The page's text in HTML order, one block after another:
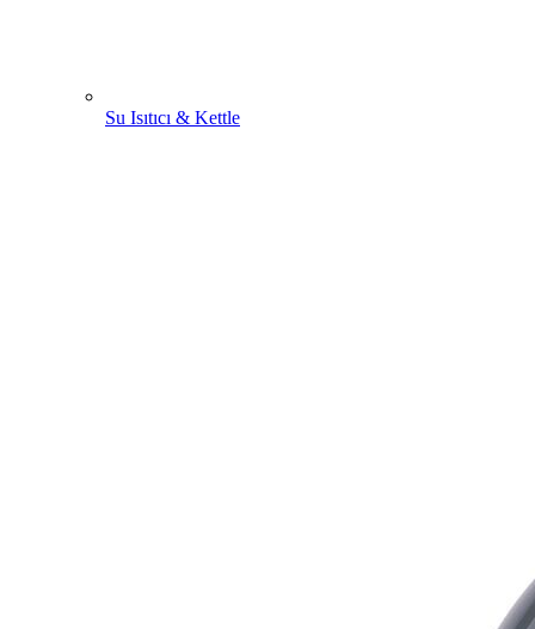
Su Isıtıcı & Kettle